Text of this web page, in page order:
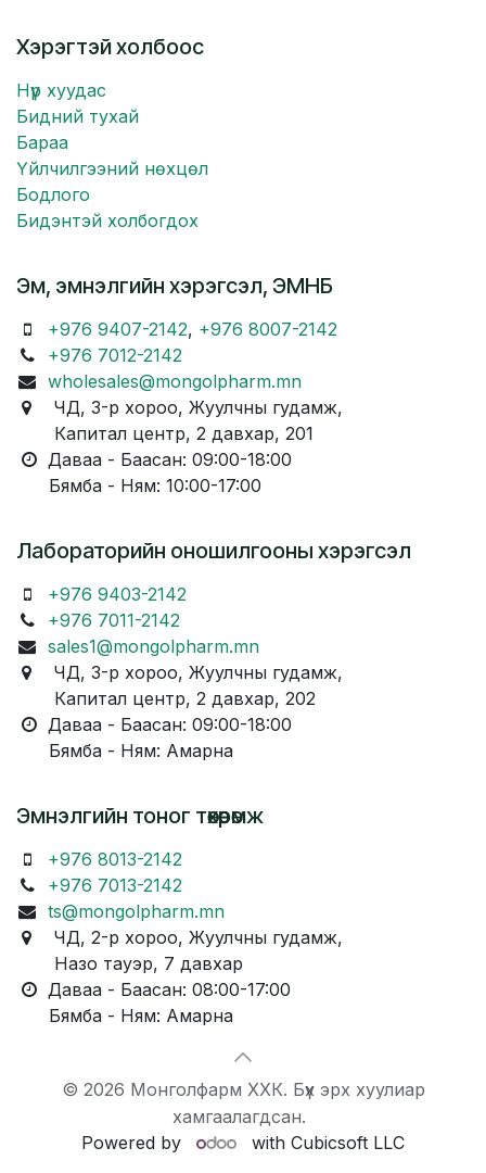
Хэрэгтэй холбоос
Нүүр хуудас
Бидний тухай
Бараа
Үйлчилгээний нөхцөл
Бодлого
Бидэнтэй холбогдох
Эм, эмнэлгийн хэрэгсэл, ЭМНБ
+976 9407-2142, +976 8007-2142
+976 7012-2142
wholesales@mongolpharm.mn
ЧД, 3-р хороо, Жуулчны гудамж,
Капитал центр, 2 давхар, 201
Даваа - Баасан: 09:00-18:00
Бямба - Ням: 10:00-17:00
Лабораторийн оношилгооны хэрэгсэл
+976 9403-2142
+976 7011-2142
sales1@mongolpharm.mn
ЧД, 3-р хороо, Жуулчны гудамж,
Капитал центр, 2 давхар, 202
Даваа - Баасан: 09:00-18:00
Бямба - Ням: Амарна
Эмнэлгийн тоног төхөөрөмж
+976 8013-2142
+976 7013-2142
ts@mongolpharm.mn
ЧД, 2-р хороо, Жуулчны гудамж,
Назо тауэр, 7 давхар
Даваа - Баасан: 08:00-17:00
Бямба - Ням: Амарна
© 2026 Монголфарм ХХК. Бүх эрх хуулиар
хамгаалагдсан.
Powered by
with Cubicsoft LLC